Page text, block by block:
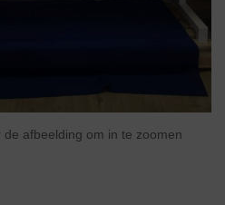
de afbeelding om in te zoomen